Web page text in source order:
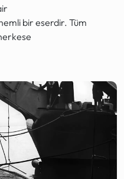
bir eserdir. Tüm